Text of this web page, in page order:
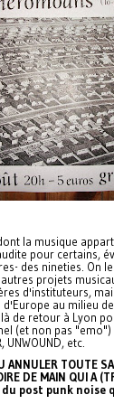
la musique
pour certains,
des nineties. On
projets
d'instituteurs,
au milieu
de retour à Lyon
(et non pas "emo")
UNWOUND, etc.
ANNULER TOUTE
DE MAIN QUI A
du post punk